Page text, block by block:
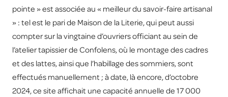
pointe » est associée au « meilleur du savoir-faire artisanal
» : tel est le pari de Maison de la Literie, qui peut aussi
compter sur la vingtaine d’ouvriers officiant au sein de
l’atelier tapissier de Confolens, où le montage des cadres
et des lattes, ainsi que l’habillage des sommiers, sont
effectués manuellement ; à date, là encore, d’octobre
2024, ce site affichait une capacité annuelle de 17 000